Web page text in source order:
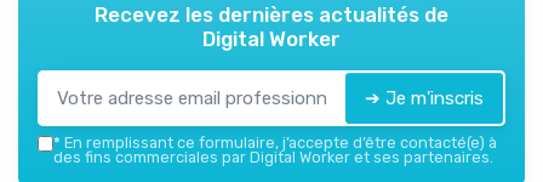
Recevez les dernières actualités de
Digital Worker
➔ Je m'inscris
* En remplissant ce formulaire, j’accepte d’être contacté(e) à
des fins commerciales par Digital Worker et ses partenaires.